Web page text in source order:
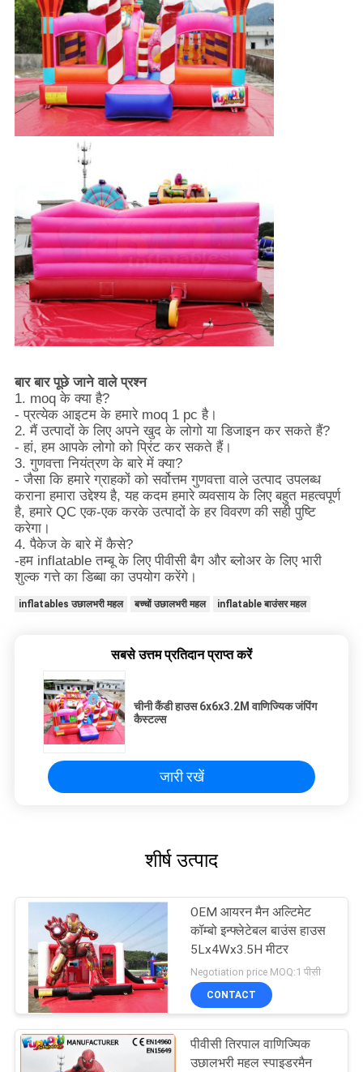
बार बार पूछे जाने वाले प्रश्न
1. moq के क्या है?
- प्रत्येक आइटम के हमारे moq 1 pc है।
2. मैं उत्पादों के लिए अपने खुद के लोगो या डिजाइन कर सकते हैं?
- हां, हम आपके लोगो को प्रिंट कर सकते हैं।
3. गुणवत्ता नियंत्रण के बारे में क्या?
- जैसा कि हमारे ग्राहकों को सर्वोत्तम गुणवत्ता वाले उत्पाद उपलब्ध
कराना हमारा उद्देश्य है, यह कदम हमारे व्यवसाय के लिए बहुत महत्वपूर्ण
है, हमारे QC एक-एक करके उत्पादों के हर विवरण की सही पुष्टि
करेगा।
4. पैकेज के बारे में कैसे?
-हम inflatable तम्बू के लिए पीवीसी बैग और ब्लोअर के लिए भारी
शुल्क गत्ते का डिब्बा का उपयोग करेंगे।
inflatables उछालभरी महल बच्चों उछालभरी महल inflatable बाउंसर महल
सबसे उत्तम प्रतिदान प्राप्त करें
चीनी कैंडी हाउस 6x6x3.2M वाणिज्यिक जंपिंग
कैस्टल्स
जारी रखें
शीर्ष उत्पाद
OEM आयरन मैन अल्टिमेट
कॉम्बो इन्फ्लेटेबल बाउंस हाउस
5Lx4Wx3.5H मीटर
Negotiation price MOQ:1 पीसी
CONTACT
पीवीसी तिरपाल वाणिज्यिक
उछालभरी महल स्पाइडरमैन